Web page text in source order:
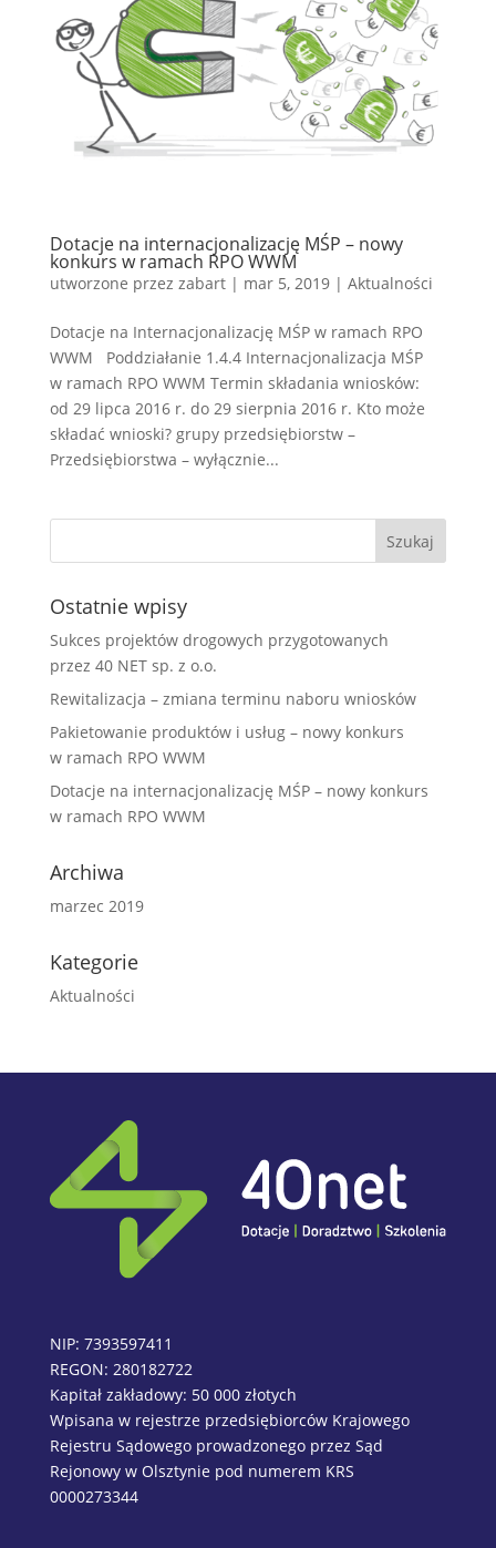
Dotacje na internacjonalizację MŚP – nowy
konkurs w ramach RPO WWM
utworzone przez zabart| mar 5, 2019| Aktualności
Dotacje na Internacjonalizację MŚP w ramach RPO
WWM Poddziałanie 1.4.4 Internacjonalizacja MŚP
w ramach RPO WWM Termin składania wniosków:
od 29 lipca 2016 r. do 29 sierpnia 2016 r. Kto może
składać wnioski? grupy przedsiębiorstw –
Przedsiębiorstwa – wyłącznie...
Ostatnie wpisy
Sukces projektów drogowych przygotowanych
przez 40 NET sp. z o.o.
Rewitalizacja – zmiana terminu naboru wniosków
Pakietowanie produktów i usług – nowy konkurs
w ramach RPO WWM
Dotacje na internacjonalizację MŚP – nowy konkurs
w ramach RPO WWM
Archiwa
marzec 2019
Kategorie
Aktualności
NIP: 7393597411
REGON: 280182722
Kapitał zakładowy: 50 000 złotych
Wpisana w rejestrze przedsiębiorców Krajowego
Rejestru Sądowego prowadzonego przez Sąd
Rejonowy w Olsztynie pod numerem KRS
0000273344